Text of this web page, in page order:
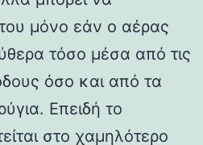
μόνο εάν ο αέρας
τόσο μέσα από τις
όσο και από τα
Επειδή το
στο χαμηλότερο